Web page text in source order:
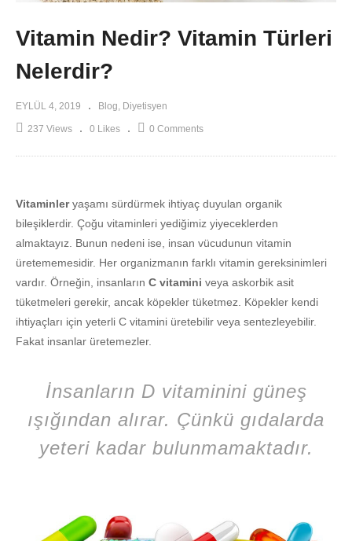
Vitamin Nedir? Vitamin Türleri
Nelerdir?
EYLÜL 4, 2019 Blog Diyetisyen
237 Views 0 Likes 0 Comments
Vitaminleryaşamı sürdürmek ihtiyaç duyulan organik
bileşiklerdir. Çoğu vitaminleri yediğimiz yiyeceklerden
almaktayız. Bunun nedeni ise, insan vücudunun vitamin
üretememesidir. Her organizmanın farklı vitamin gereksinimleri
vardır. Örneğin, insanların C vitamini veya askorbik asit
tüketmeleri gerekir, ancak köpekler tüketmez. Köpekler kendi
ihtiyaçları için yeterli C vitamini üretebilir veya sentezleyebilir.
Fakat insanlar üretemezler.
İnsanların D vitaminini güneş
ışığından alırar. Çünkü gıdalarda
yeteri kadar bulunmamaktadır.